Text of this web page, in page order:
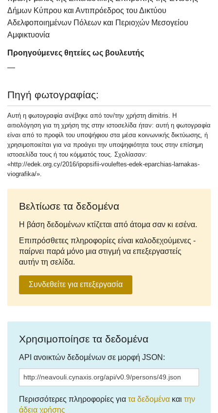
Δήμων Κύπρου και Αντιπρόεδρος του Δικτύου
Αδελφοποιημένων Πόλεων και Περιοχών Μεσογείου
Αμφικτυονία
Προηγούμενες θητείες ως βουλευτής
—
Πηγή φωτογραφίας:
Αυτή η φωτογραφία ανέβηκε από τον/την χρήστη dimitris. Η
αιτιολόγηση για τη χρήση της στην ιστοσελίδα ήταν: αυτή η φωτογραφία
είναι από το προφίλ του υποψήφιου στα μέσα κοινωνικής δικτύωσης, ή
χρησιμοποιείται για να προάγει την υποψηφιότητα τους στην επίσημη
ιστοσελίδα τους ή του κόμματός τους. Σχολίασαν:
«http://edek.org.cy/2016/ipopsifii-vouleftes-edek-eparchias-larnakas-
viografika/».
Βελτίωσε τα δεδομένα
Η βάση δεδομένων κτίζεται από άτομα σαν κι εσένα.
Επιπρόσθετες πληροφορίες είναι καλοδεχούμενες -
παίρνει παρά μόνο μια στιγμή να επεξεργαστείς
αυτήν τη σελίδα.
Συνδεθείτε για επεξεργασία
Χρησιμοποίησε τα δεδομένα
API ανοικτών δεδομένων σε μορφή JSON:
Περισσότερες πληροφορίες για τα δεδομένα και την
άδεια χρήσης